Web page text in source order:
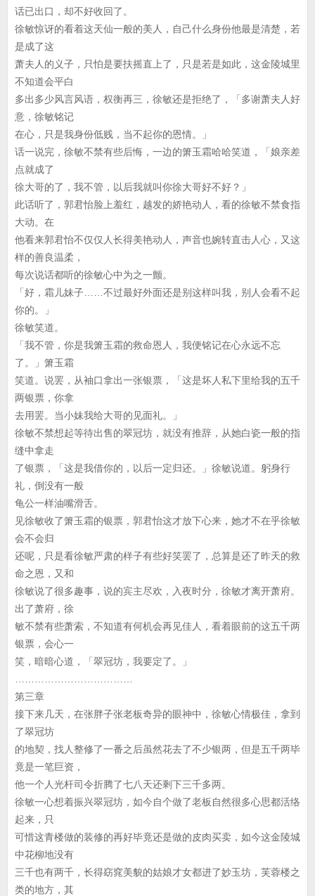
话已出口，却不好收回了。
徐敏惊讶的看着这天仙一般的美人，自己什么身份他最是清楚，若
是成了这
萧夫人的义子，只怕是要扶摇直上了，只是若是如此，这金陵城里
不知道会平白
多出多少风言风语，权衡再三，徐敏还是拒绝了，「多谢萧夫人好
意，徐敏铭记
在心，只是我身份低贱，当不起你的恩情。」
话一说完，徐敏不禁有些后悔，一边的箫玉霜哈哈笑道，「娘亲差
点就成了
徐大哥的了，我不管，以后我就叫你徐大哥好不好？」
此话听了，郭君怡脸上羞红，越发的娇艳动人，看的徐敏不禁食指
大动。在
他看来郭君怡不仅仅人长得美艳动人，声音也婉转直击人心，又这
样的善良温柔，
每次说话都听的徐敏心中为之一颤。
「好，霜儿妹子……不过最好外面还是别这样叫我，别人会看不起
你的。」
徐敏笑道。
「我不管，你是我箫玉霜的救命恩人，我便铭记在心永远不忘
了。」箫玉霜
笑道。说罢，从袖口拿出一张银票，「这是坏人私下里给我的五千
两银票，你拿
去用罢。当小妹我给大哥的见面礼。」
徐敏不禁想起等待出售的翠冠坊，就没有推辞，从她白瓷一般的指
缝中拿走
了银票，「这是我借你的，以后一定归还。」徐敏说道。躬身行
礼，倒没有一般
龟公一样油嘴滑舌。
见徐敏收了箫玉霜的银票，郭君怡这才放下心来，她才不在乎徐敏
会不会归
还呢，只是看徐敏严肃的样子有些好笑罢了，总算是还了昨天的救
命之恩，又和
徐敏说了很多趣事，说的宾主尽欢，入夜时分，徐敏才离开萧府。
出了萧府，徐
敏不禁有些萧索，不知道有何机会再见佳人，看着眼前的这五千两
银票，会心一
笑，暗暗心道，「翠冠坊，我要定了。」
第三章
接下来几天，在张胖子张老板奇异的眼神中，徐敏心情极佳，拿到
了翠冠坊
的地契，找人整修了一番之后虽然花去了不少银两，但是五千两毕
竟是一笔巨资，
他一个人光杆司令折腾了七八天还剩下三千多两。
徐敏一心想着振兴翠冠坊，如今自个做了老板自然很多心思都活络
起来，只
可惜这青楼做的装修的再好毕竟还是做的皮肉买卖，如今这金陵城
中花柳地没有
三千也有两千，长得窈窕美貌的姑娘才女都进了妙玉坊，芙蓉楼之
类的地方，其